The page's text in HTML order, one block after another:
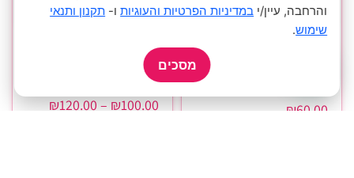
כיסא ים מתקפל במגון
עיצובים עם שם או תמונת
מתנות לילדי הגן ובית הספר
₪60.00
₪100.00
–
₪120.00
והרחבה, עיין/י במדיניות הפרטיות והעוגיותו- תקנון ותנאי
שימוש.
מסכים